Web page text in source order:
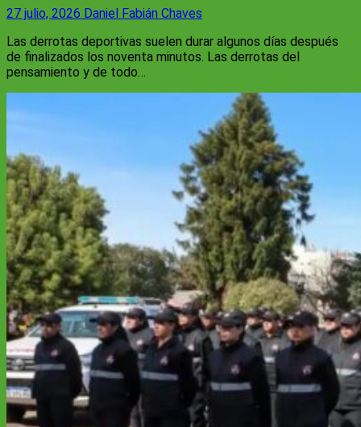
27 julio, 2026 Daniel Fabián Chaves
Las derrotas deportivas suelen durar algunos días después
de finalizados los noventa minutos. Las derrotas del
pensamiento y de todo…